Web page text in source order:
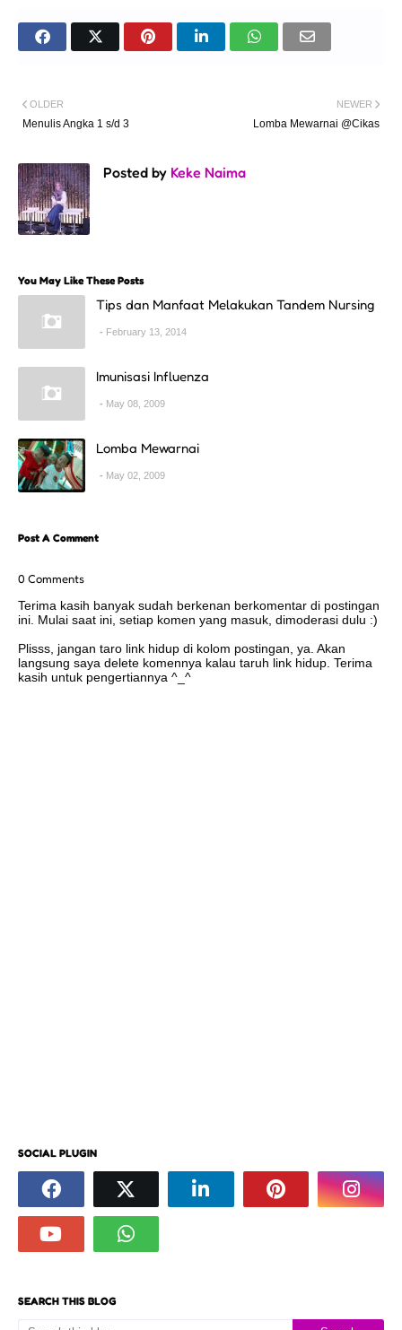
NEWER
Lomba Mewarnai @Cikas
OLDER
Menulis Angka 1 s/d 3
Posted by Keke Naima
You May Like These Posts
Tips dan Manfaat Melakukan Tandem Nursing
February 13, 2014
Imunisasi Influenza
May 08, 2009
Lomba Mewarnai
May 02, 2009
Post A Comment
0 Comments
Terima kasih banyak sudah berkenan berkomentar di postingan
ini. Mulai saat ini, setiap komen yang masuk, dimoderasi dulu :)
Plisss, jangan taro link hidup di kolom postingan, ya. Akan
langsung saya delete komennya kalau taruh link hidup. Terima
kasih untuk pengertiannya ^_^
SOCIAL PLUGIN
SEARCH THIS BLOG